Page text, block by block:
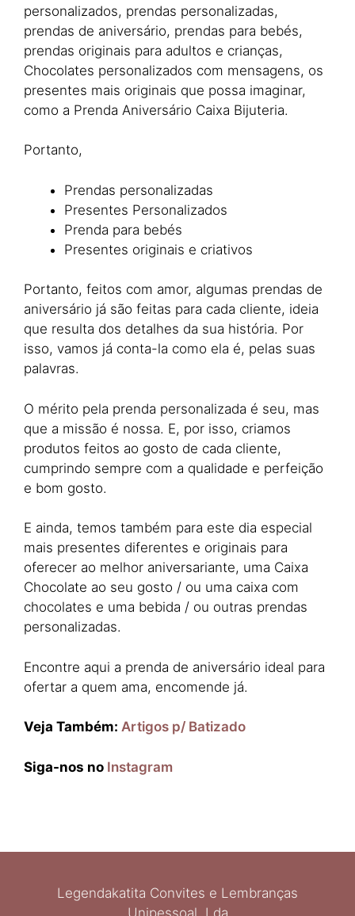
personalizados, prendas personalizadas,
prendas de aniversário, prendas para bebés,
prendas originais para adultos e crianças,
Chocolates personalizados com mensagens, os
presentes mais originais que possa imaginar,
como a Prenda Aniversário Caixa Bijuteria.
Portanto,
Prendas personalizadas
Presentes Personalizados
Prenda para bebés
Presentes originais e criativos
Portanto, feitos com amor, algumas prendas de
aniversário já são feitas para cada cliente, ideia
que resulta dos detalhes da sua história. Por
isso, vamos já conta-la como ela é, pelas suas
palavras.
O mérito pela prenda personalizada é seu, mas
que a missão é nossa. E, por isso, criamos
produtos feitos ao gosto de cada cliente,
cumprindo sempre com a qualidade e perfeição
e bom gosto.
E ainda, temos também para este dia especial
mais presentes diferentes e originais para
oferecer ao melhor aniversariante, uma Caixa
Chocolate ao seu gosto / ou uma caixa com
chocolates e uma bebida / ou outras prendas
personalizadas.
Encontre aqui a prenda de aniversário ideal para
ofertar a quem ama, encomende já.
Veja Também: Artigos p/ Batizado
Siga-nos no Instagram
Legendakatita Convites e Lembranças
Unipessoal, Lda